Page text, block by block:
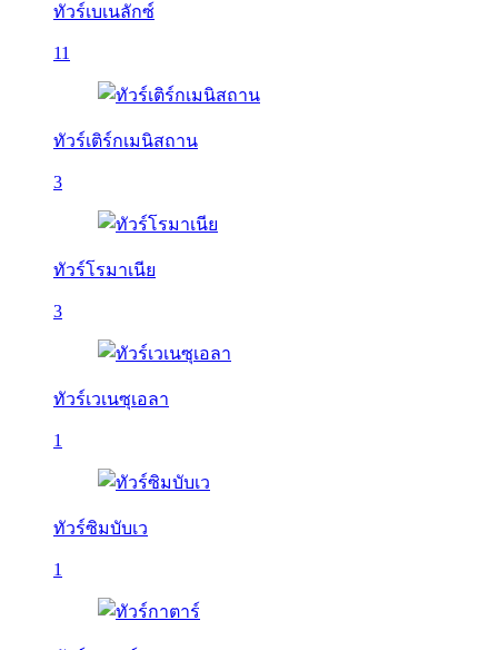
ทัวร์เบเนลักซ์
11
ทัวร์เติร์กเมนิสถาน
3
ทัวร์โรมาเนีย
3
ทัวร์เวเนซุเอลา
1
ทัวร์ซิมบับเว
1